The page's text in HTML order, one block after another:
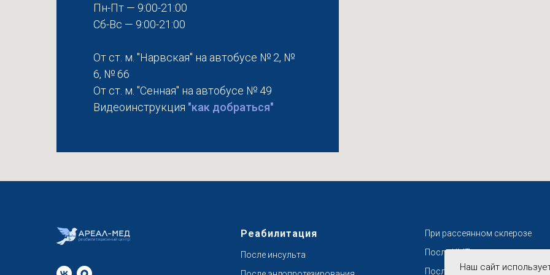
Пн-Пт — 9:00-21:00
Сб-Вс — 9:00-21:00
От ст. м. "Нарвская" на автобусе № 2, №
6, № 66
От ст. м. "Сенная" на автобусе № 49
Видеоинструкция "как добраться"
Реабилитация
После инсульта
При рассеянном склерозе
После ЧМТ
После переломов
Наш сайт